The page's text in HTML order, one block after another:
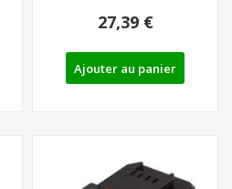
27,39 €
Ajouter au panier